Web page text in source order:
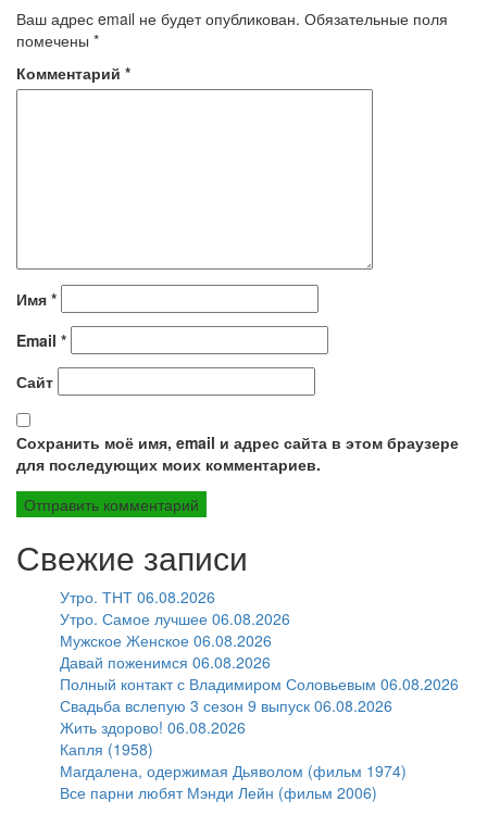
Ваш адрес email не будет опубликован. Обязательные поля
помечены *
Комментарий *
Имя *
Email *
Сайт
Сохранить моё имя, email и адрес сайта в этом браузере
для последующих моих комментариев.
Свежие записи
Утро. ТНТ 06.08.2026
Утро. Самое лучшее 06.08.2026
Мужское Женское 06.08.2026
Давай поженимся 06.08.2026
Полный контакт с Владимиром Соловьевым 06.08.2026
Свадьба вслепую 3 сезон 9 выпуск 06.08.2026
Жить здорово! 06.08.2026
Капля (1958)
Магдалена, одержимая Дьяволом (фильм 1974)
Все парни любят Мэнди Лейн (фильм 2006)